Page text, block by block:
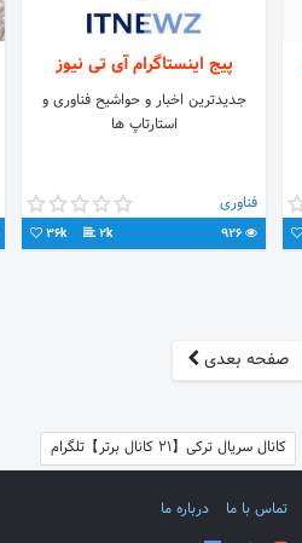
پیج اینستاگرام آی تی نیوز
جدیدترین اخبار و حواشیح فناوری و
استارتاپ ها
فناوری
926
2k
36k
صفحه بعدی
کانال سریال ترکی【21 کانال برتر】تلگرام
تماس با ما درباره ما